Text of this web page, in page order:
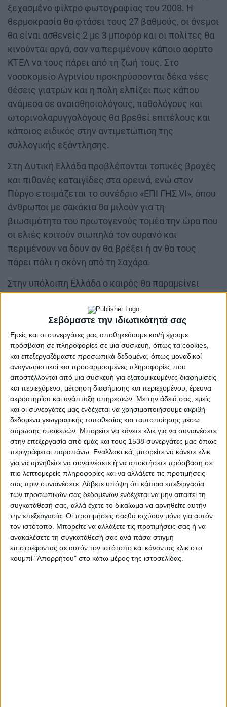
Σεβόμαστε την ιδιωτικότητά σας
Εμείς και οι συνεργάτες μας αποθηκεύουμε και/ή έχουμε
πρόσβαση σε πληροφορίες σε μια συσκευή, όπως τα cookies,
και επεξεργαζόμαστε προσωπικά δεδομένα, όπως μοναδικοί
αναγνωριστικοί και προσαρμοσμένες πληροφορίες που
αποστέλλονται από μια συσκευή για εξατομικευμένες διαφημίσεις
και περιεχόμενο, μέτρηση διαφήμισης και περιεχομένου, έρευνα
ακροατηρίου και ανάπτυξη υπηρεσιών. Με την άδειά σας, εμείς
και οι συνεργάτες μας ενδέχεται να χρησιμοποιήσουμε ακριβή
δεδομένα γεωγραφικής τοποθεσίας και ταυτοποίησης μέσω
σάρωσης συσκευών. Μπορείτε να κάνετε κλικ για να συναινέσετε
στην επεξεργασία από εμάς και τους 1538 συνεργάτες μας όπως
περιγράφεται παραπάνω. Εναλλακτικά, μπορείτε να κάνετε κλικ
για να αρνηθείτε να συναινέσετε ή να αποκτήσετε πρόσβαση σε
πιο λεπτομερείς πληροφορίες και να αλλάξετε τις προτιμήσεις
σας πριν συναινέσετε. Λάβετε υπόψη ότι κάποια επεξεργασία
των προσωπικών σας δεδομένων ενδέχεται να μην απαιτεί τη
συγκατάθεσή σας, αλλά έχετε το δικαίωμα να αρνηθείτε αυτήν
την επεξεργασία. Οι προτιμήσεις σαςθα ισχύουν μόνο για αυτόν
τον ιστότοπο. Μπορείτε να αλλάξετε τις προτιμήσεις σας ή να
ανακαλέσετε τη συγκατάθεσή σας ανά πάσα στιγμή
επιστρέφοντας σε αυτόν τον ιστότοπο και κάνοντας κλικ στο
κουμπί "Απορρήτου" στο κάτω μέρος της ιστοσελίδας.
ξεχασμένο φίλτρο φωτογραφίας του 2008. Η
θερμοκρασία θα φτάσει τους 27 βαθμούς, οι άνεμοι
θα είναι ασθενείς 2 με 3 μποφόρ και οι πολίτες θα
κινούνται αργά, σαν να περιμένουν κάποιο αόρατο
ΚΤΕΛ να τους πάρει από τη ζωή τους. Στο
νοσοκομείο Αγρινίου προκηρύσσονται δέκα νέες
θέσεις γιατρών και η πόλη ελπίζει πως κάπου
ανάμεσα σε αναισθησιολόγους, παθολόγους και
ωτορινολαρυγγολόγους θα βρεθεί επιτέλους και
κάποιος ειδικός στην αντιμετώπιση της
συλλογικής εξάντλησης.
Στη Δυτική Ελλάδα προβλέπονται τοπικές βροχές
και πιθανές καταιγίδες στα ορεινά, ενώ στον
Πύργο ετοιμάζεται το συνέδριο «ΕΠΙ ΓΗΣ VI», όπου
άνθρωποι με σακάκια θα μιλούν για τη
βιωσιμότητα του πρωτογενούς τομέα την ώρα που
οι ελιές κοιτούν σιωπηλά τον ουρανό και
περιμένουν να δουν αν θα βρέξει ή αν θα τους
πάρει πάλι η σκόνη από τη Σαχάρα.
Στην υπόλοιπη Ελλάδα ο καιρός θα παραμείνει
κανονικά επίπεδα και ομίχλες τις πρωινές ώρες
και η ελπίδα όλων είναι το φαινόμενο να
επεκταθεί όσο το δυνατόν περισσότερο, αφού δεν
συμφέρει κανέναν τα πράγματα να φαίνονται
καθαρά. Η ΑΑΔΕ ενημερώνει δεκάδες χιλιάδες
αγρότες ότι πρέπει να επιστρέψουν επιδοτήσεις
εκατομμυρίων ευρώ, επειδή όπως διαπιστώθηκε
το χωράφι ίσως να ήταν πιο μεγάλο από όσο
δηλώθηκε ή μετακινήθηκε μισό μέτρο πιο δεξιά
από όσο έπρεπε. Οι άνθρωποι βέβαια θα
συνεχίσουν να καλλιεργούν, να χρωστούν και να
συμπληρώνουν πλατφόρμες μέχρι να πέσει η
επόμενη βροχή ή το επόμενο password reset.